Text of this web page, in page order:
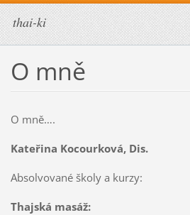
thai-ki
O mně
O mně….
Kateřina Kocourková, Dis.
Absolvované školy a kurzy:
Thajská masáž: